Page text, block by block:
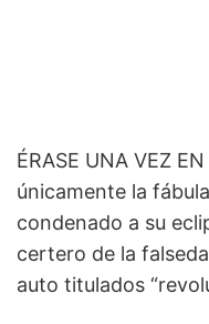
ÉRASE UNA VEZ
únicamente la
condenado a su
certero de la
auto titulados